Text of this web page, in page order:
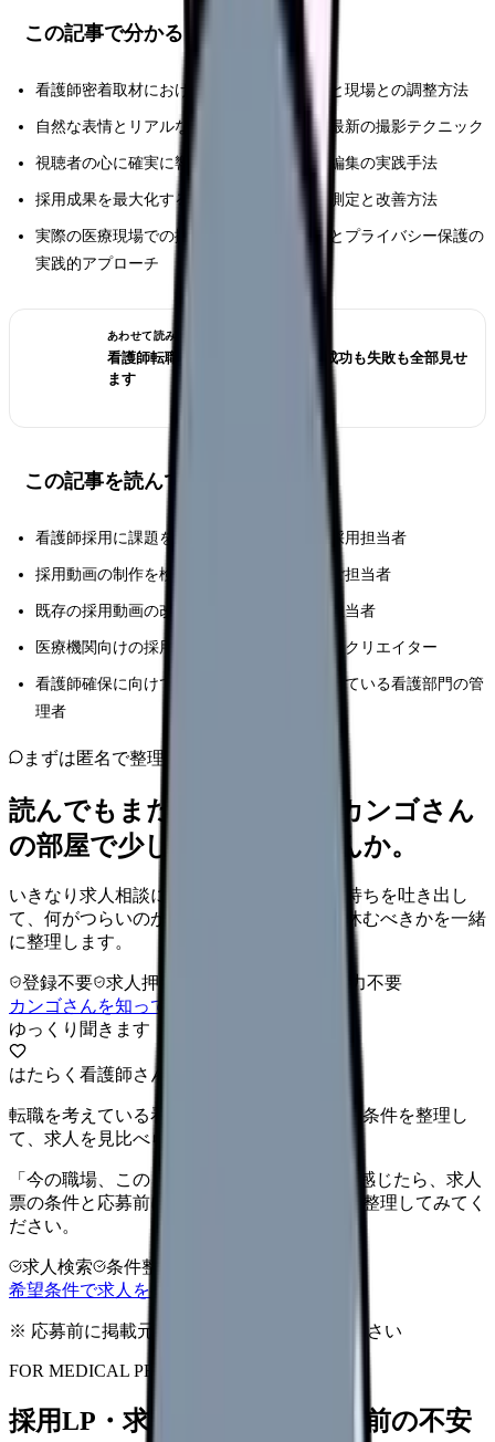
この記事で分かること
看護師密着取材における効果的な計画立案と現場との調整方法
自然な表情とリアルな職場環境を引き出す最新の撮影テクニック
視聴者の心に確実に響くストーリー構成と編集の実践手法
採用成果を最大化するための具体的な効果測定と改善方法
実際の医療現場での撮影における法的配慮とプライバシー保護の
実践的アプローチ
あわせて読みたい
看護師転職のリアル体験談12選｜成功も失敗も全部見せ
ます
この記事を読んでほしい人
看護師採用に課題を感じている医療機関の採用担当者
採用動画の制作を検討している人事部門のご担当者
既存の採用動画の改善を目指している広報担当者
医療機関向けの採用動画制作を手がける映像クリエイター
看護師確保に向けて新しい採用戦略を模索している看護部門の管
理者
まずは匿名で整理
読んでもまだ苦しいなら、カンゴさん
の部屋で少し話してみませんか。
いきなり求人相談には進みません。今の気持ちを吐き出し
て、何がつらいのか、辞めるべきか、少し休むべきかを一緒
に整理します。
登録不要 求人押し売りなし
病院名は入力不要
カンゴさんを知ってから相談する
ゆっくり聞きます
はたらく看護師さん 求人
転職を考えている看護師さんへ。まずは希望条件を整理し
て、求人を見比べられます。
「今の職場、このままでいいのかな...」そう感じたら、求人
票の条件と応募前に確認したい不安を分けて整理してみてく
ださい。
求人検索 条件整理
希望条件で求人を探す
※ 応募前に掲載元の最新情報を確認してください
FOR MEDICAL PROVIDERS
採用LP・求人ページを、応募前の不安